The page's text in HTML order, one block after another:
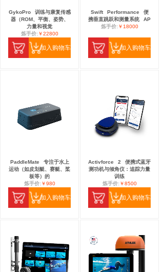
GykoPro
训练与康复传感
器（ROM、平衡、姿势、
力量和视觉
炼手价:￥22800
加入购物车
Swift Performance
便
携垂直跳跃和测量系统
AP
炼手价:￥18000
加入购物车
PaddleMate
专注于水上
运动（如皮划艇、赛艇、桨
板等）的
炼手价:￥980
加入购物车
Activforce 2
便携式蓝牙
测功机与倾角仪：追踪力量
训练
炼手价:￥8500
加入购物车